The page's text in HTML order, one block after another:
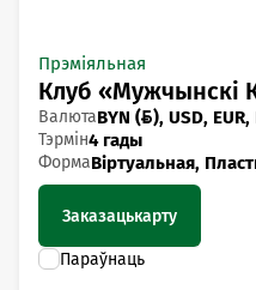
Прэміяльная
Клуб «Мужчынскі
ВалютаBYN (), USD, EUR,
Тэрмін4 гады
ФормаВіртуальная,
Заказацькарту